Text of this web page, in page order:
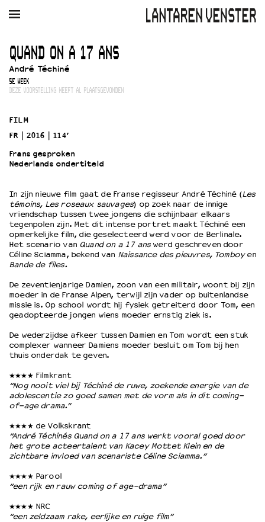
AGENDA FILM MUZIEK RESTAURANT
Winkelmandje
Zoek
Openingstijden & contact
Bereikbaarheid
Kaartverkoop
EDUCATIE
Schoolvoorstellingen
Filmprogramma’s Primair Onderwijs
Filmprogramma’s VO/MBO
Speciale educatieprogramma’s
OVER LANTARENVENSTER
Wat we doen
Wie is wie
Word vriend
Partners
Huisregels
Privacyverklaring
Integriteits- en gedragscode
Duurzaamheid
Culturele boycot Israël
QUAND ON A 17 ANS
André Téchiné
5E WEEK
DEZE VOORSTELLING HEEFT AL PLAATSGEVONDEN
FILM
FR
2016
114’
Frans gesproken
Nederlands ondertiteld
In zijn nieuwe film gaat de Franse regisseur André Téchiné (Les
témoins, Les roseaux sauvages) op zoek naar de innige
vriendschap tussen twee jongens die schijnbaar elkaars
tegenpolen zijn. Met dit intense portret maakt Téchiné een
opmerkelijke film, die geselecteerd werd voor de Berlinale.
Het scenario van Quand on a 17 answerd geschreven door
Céline Sciamma, bekend van Naissance des pieuvres, Tomboyen
Bande de files.
De zeventienjarige Damien, zoon van een militair, woont bij zijn
moeder in de Franse Alpen, terwijl zijn vader op buitenlandse
missie is. Op school wordt hij fysiek getreiterd door Tom, een
geadopteerde jongen wiens moeder ernstig ziek is.
De wederzijdse afkeer tussen Damien en Tom wordt een stuk
complexer wanneer Damiens moeder besluit om Tom bij hen
thuis onderdak te geven.
★★★★ Filmkrant
“Nog nooit viel bij Téchiné de ruwe, zoekende energie van de
adolescentie zo goed samen met de vorm als in dit coming-
of-age drama.”
★★★★ de Volkskrant
“André Téchinés Quand on a 17 ans werkt vooral goed door
het grote acteertalent van Kacey Mottet Klein en de
zichtbare invloed van scenariste Céline Sciamma.”
★★★★ Parool
“een rijk en rauw coming of age-drama”
★★★★ NRC
“een zeldzaam rake, eerlijke en ruige film”